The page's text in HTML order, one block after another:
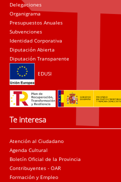
Delegaciones
Organigrama
Presupuestos Anuales
Subvenciones
Identidad Corporativa
Diputación Abierta
Diputación Transparente
EDUSI
Te interesa
Atención al Ciudadano
Agenda Cultural
Boletín Oficial de la Provincia
Contribuyentes - OAR
Formación y Empleo